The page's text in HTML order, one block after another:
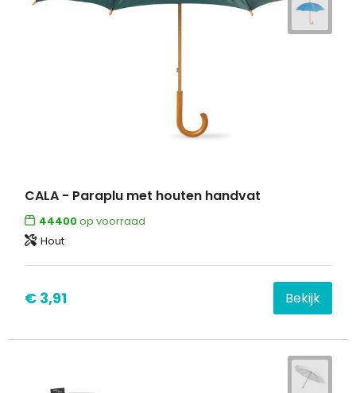
CALA - Paraplu met houten handvat
44400 op voorraad
Hout
€ 3,91 Bekijk